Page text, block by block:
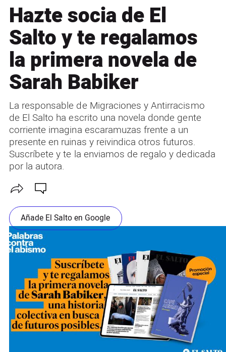
Hazte socia de El
Salto y te regalamos
la primera novela de
Sarah Babiker
La responsable de Migraciones y Antirracismo
de El Salto ha escrito una novela donde gente
corriente imagina escaramuzas frente a un
presente en ruinas y reivindica otros futuros.
Suscríbete y te la enviamos de regalo y dedicada
por la autora.
Añade El Salto en Google